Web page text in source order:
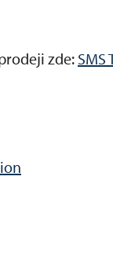
zde: SMS